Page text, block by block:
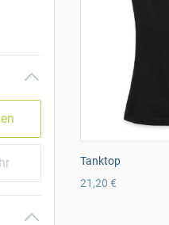
Tanktop
21,20 €